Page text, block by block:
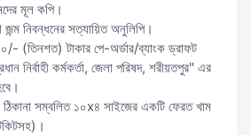
মূল কপি।
জন্ম নিবন্ধনের সত্যায়িত অনুলিপি।
(তিনশত) টাকার পে-অর্ডার/ব্যাংক ড্রাফট
নির্বাহী কর্মকর্তা, জেলা পরিষদ, শরীয়তপুর" এর
ঠিকানা সম্বলিত ১০x৪ সাইজের একটি ফেরত খাম